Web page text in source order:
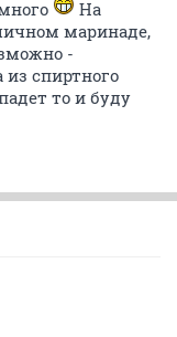
На
маринаде,
-
спиртного
то и буду